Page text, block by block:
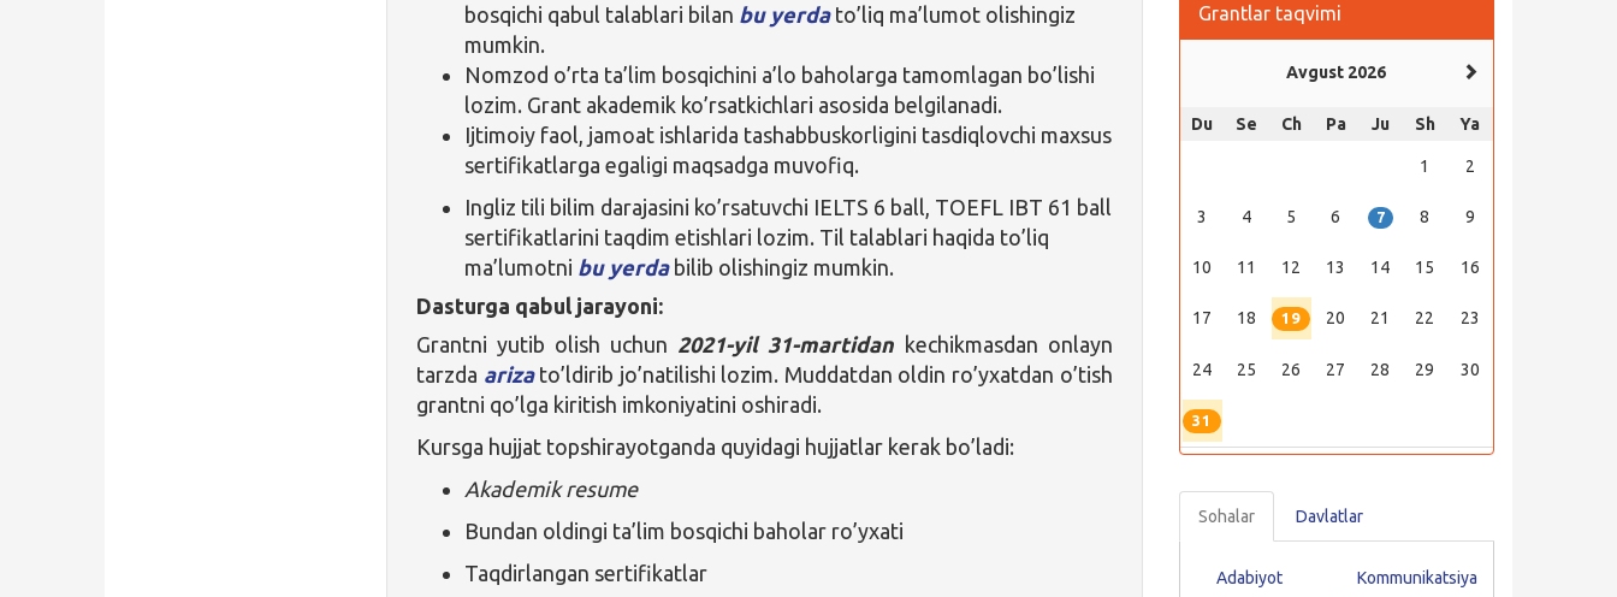
bosqichi qabul talablari bilan bu yerdato’liq ma’lumot olishingiz
mumkin.
Nomzod o’rta ta’lim bosqichini a’lo baholarga tamomlagan bo’lishi
lozim. Grant akademik ko’rsatkichlari asosida belgilanadi.
Ijtimoiy faol, jamoat ishlarida tashabbuskorligini tasdiqlovchi maxsus
sertifikatlarga egaligi maqsadga muvofiq.
Ingliz tili bilim darajasini ko’rsatuvchi IELTS 6 ball, TOEFL IBT 61 ball
sertifikatlarini taqdim etishlari lozim. Til talablari haqida to’liq
ma’lumotni bu yerda bilib olishingiz mumkin.
Dasturga qabul jarayoni:
Grantni yutib olish uchun 2021-yil 31-martidan kechikmasdan onlayn
tarzda arizato’ldirib jo’natilishi lozim. Muddatdan oldin ro’yxatdan o’tish
grantni qo’lga kiritish imkoniyatini oshiradi.
Kursga hujjat topshirayotganda quyidagi hujjatlar kerak bo’ladi:
Akademik resume
Bundan oldingi ta’lim bosqichi baholar ro’yxati
Taqdirlangan sertifikatlar
Grantlar taqvimi
Avgust 2026
Du Se Ch Pa Ju Sh Ya
1 2
3 4 5 6 7 8 9
10 11 12 13 14 15 16
17 18 19 20 21 22 23
24 25 26 27 28 29 30
31
Sohalar Davlatlar
Adabiyot
Kommunikatsiya